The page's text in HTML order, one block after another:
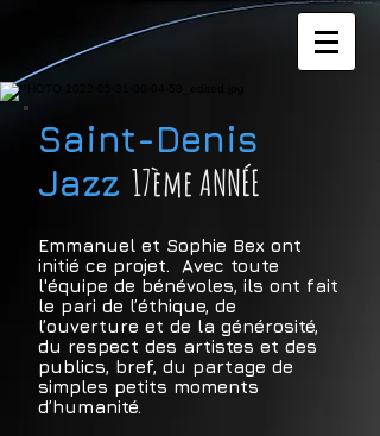
Saint-Denis
Jazz 17ème ANNÉE
Emmanuel et Sophie Bex ont
initié ce projet. Avec toute
l'équipe de bénévoles, ils ont fait
le pari de l’éthique, de
l’ouverture et de la générosité,
du respect des artistes et des
publics, bref, du partage de
simples petits moments
d’humanité.